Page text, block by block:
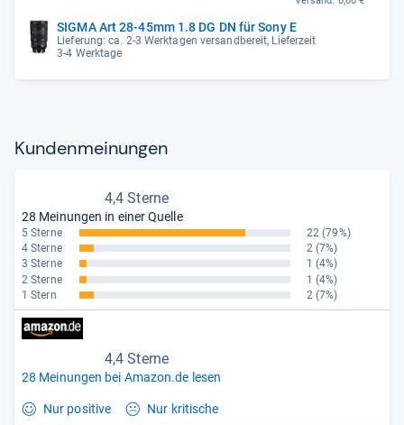
SIGMA Art 28-45mm 1.8 DG DN für Sony E
Lieferung: ca. 2-3 Werktagen versandbereit, Lieferzeit
3-4 Werktage
Kun­den­mei­nun­gen
4,4 Sterne
28 Meinungen in einer Quelle
5 Sterne 22 (79%)
4 Sterne
2 (7%)
3 Sterne
1 (4%)
2 Sterne
1 (4%)
1 Stern
2 (7%)
4,4 Sterne
28 Meinungen bei Amazon.de lesen
Nur positive Nur kritische